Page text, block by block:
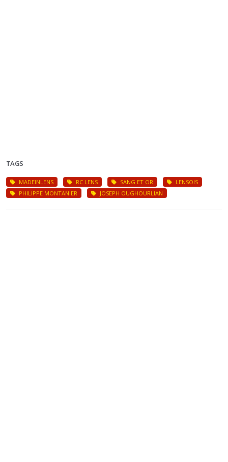
TAGS
MADEINLENS RC LENS SANG ET OR
LENSOIS
PHILIPPE MONTANIER
JOSEPH OUGHOURLIAN